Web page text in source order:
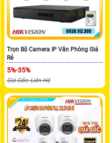
Trọn Bộ Camera IP Văn Phòng Giá
Rẻ
5%-35%
Giá Gốc: Liên Hệ